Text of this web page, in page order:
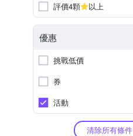
評價4顆
以上
優惠
挑戰低價
券
活動
清除所有條件